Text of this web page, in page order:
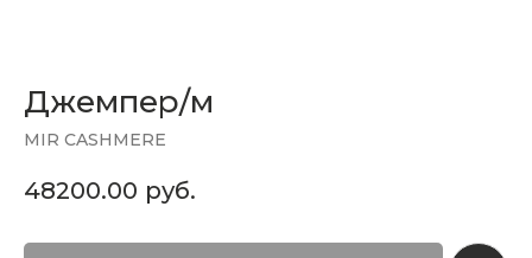
Джемпер/м
MIR CASHMERE
48200.00 руб.